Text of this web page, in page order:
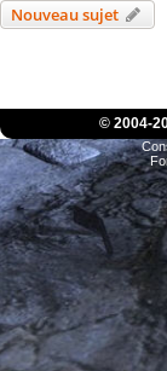
Nouveau sujet
© 2004-